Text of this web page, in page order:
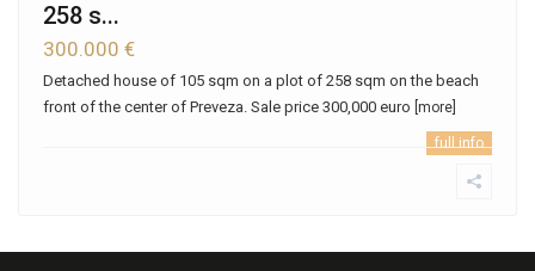
258 s...
300.000 €
Detached house of 105 sqm on a plot of 258 sqm on the beach
front of the center of Preveza. Sale price 300,000 euro [more]
full info